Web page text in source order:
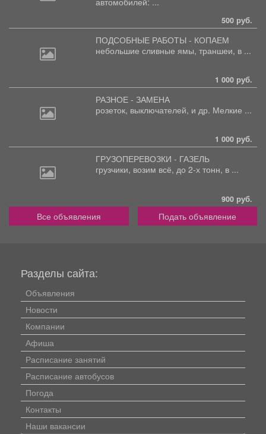
500 руб.
ПОДСОБНЫЕ РАБОТЫ - КОПАЕМ
небольшие сливные ямы, траншеи, в ...
1 000 руб.
РАЗНОЕ - ЗАМЕНА
розеток, выключателей, и др. Мелкие ...
1 000 руб.
ГРУЗОПЕРЕВОЗКИ - ГАЗЕЛЬ
грузчики, возим всё, до 2-х тонн, в ...
900 руб.
Все объявления Подать объявление
Разделы сайта:
Объявления
Новости
Компании
Афиша
Расписание занятий
Расписание автобусов
Погода
Контакты
Наши вакансии